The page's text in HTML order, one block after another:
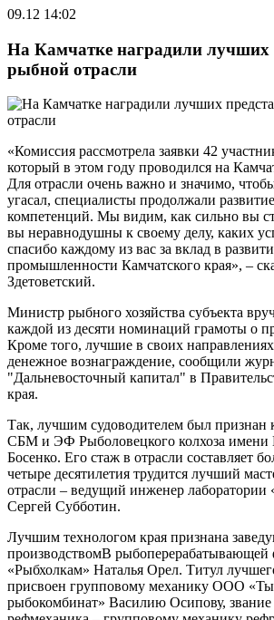
09.12 14:02
На Камчатке наградили лучших
рыбной отрасли
«Комиссия рассмотрела заявки 42
который в этом году проводился на
Для отрасли очень важно и значимо,
угасал, специалисты продолжали
компетенций. Мы видим, как сильно вы
вы неравнодушны к своему делу, каких
спасибо каждому из вас за вклад в
промышленности Камчатского края», –
Здетоветский.
Министр рыбного хозяйства субъекта
каждой из десяти номинаций грамоты о
Кроме того, лучшие в своих
денежное вознаграждение, сообщили
"Дальневосточный капитал" в
края.
Так, лучшим судоводителем был признан
СБМ и ЭФ Рыболовецкого колхоза
Босенко. Его стаж в отрасли составляет
четыре десятилетия трудится лучший
отрасли – ведущий инженер
Сергей Субботин.
Лучшим технологом края признана
производствомВ
«Рыбхолкам» Наталья Орел. Титул
присвоен групповому механику ООО
рыбокомбинат» Василию Осипову,